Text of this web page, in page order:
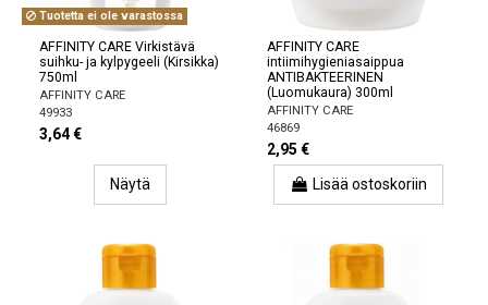
Tuotetta ei ole varastossa
AFFINITY CARE Virkistävä
suihku- ja kylpygeeli (Kirsikka)
750ml
AFFINITY CARE
49933
3,64 €
Näytä
AFFINITY CARE
intiimihygieniasaippua
ANTIBAKTEERINEN
(Luomukaura) 300ml
AFFINITY CARE
46869
2,95 €
Lisää ostoskoriin